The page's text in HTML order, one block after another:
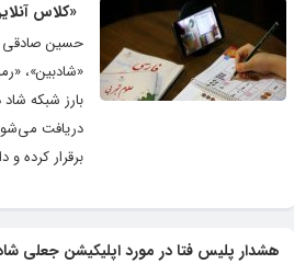
«کلاس
حسین صادقی
«شادبین»،
بارز شبکه
دریافت
برقرار کرده و
هشدار پلیس فتا در مورد اپلیکیشن جعلی